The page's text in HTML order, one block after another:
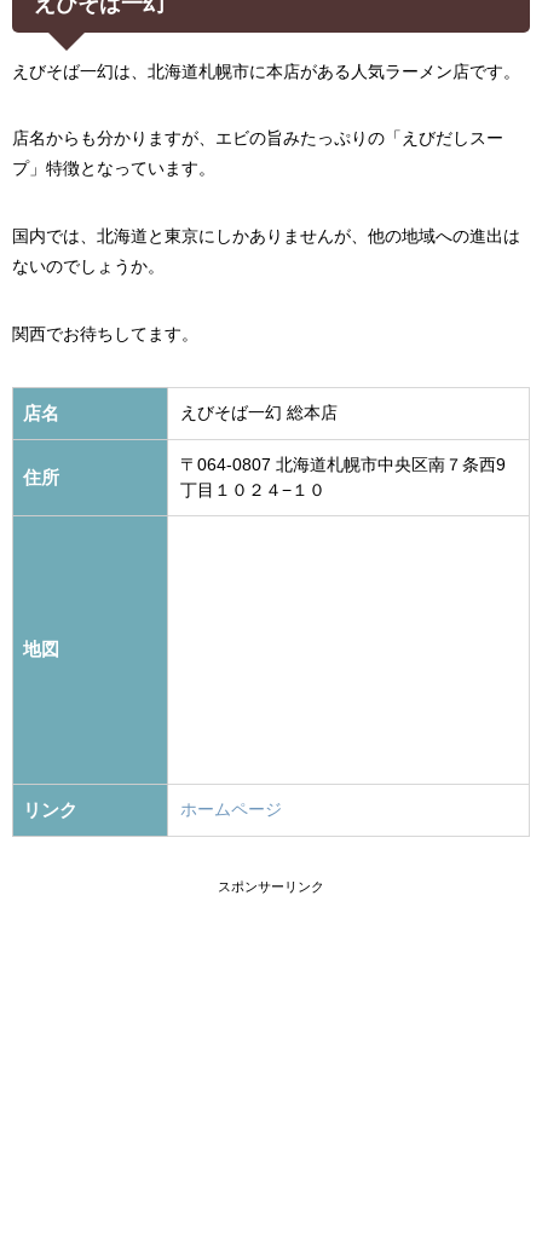
えびそば一幻は、北海道札幌市に本店がある人気ラーメン店です。
店名からも分かりますが、エビの旨みたっぷりの「えびだしスー
プ」特徴となっています。
国内では、北海道と東京にしかありませんが、他の地域への進出は
ないのでしょうか。
関西でお待ちしてます。
店名 えびそば一幻 総本店
住所
〒064-0807 北海道札幌市中央区南７条西9
丁目１０２４−１０
地図
リンク ホームページ
スポンサーリンク